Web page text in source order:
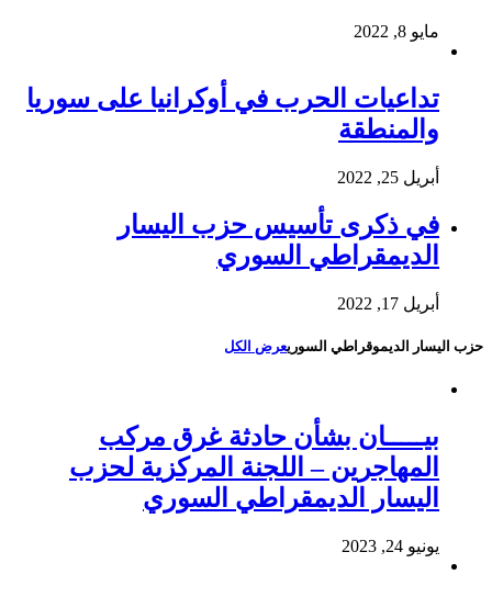
مايو 8, 2022
تداعيات الحرب في أوكرانيا على سوريا
والمنطقة
أبريل 25, 2022
في ذكرى تأسيس حزب اليسار
الديمقراطي السوري
أبريل 17, 2022
حزب اليسار الديموقراطي السوريعرض الكل
بيـــــان بشأن حادثة غرق مركب
المهاجرين – اللجنة المركزية لحزب
اليسار الديمقراطي السوري
يونيو 24, 2023